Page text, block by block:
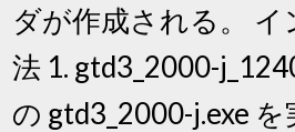
ダが作成される。
法 1. gtd3_2000-
の gtd3_2000-j.exe を